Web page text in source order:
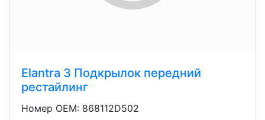
Elantra 3 Подкрылок передний
рестайлинг
Номер OEM: 868112D502